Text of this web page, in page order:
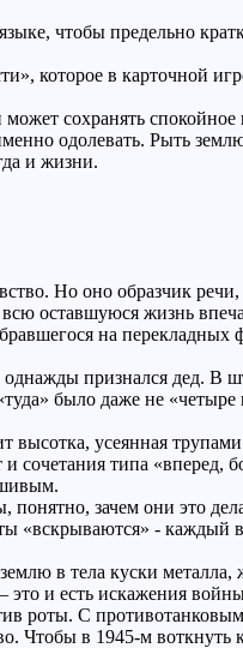
чтобы предельно
которое в карточной
сохранять
одолевать. Рыть
и жизни.
Но оно образчик
оставшуюся жизнь
на перекладных
однажды признался дед.
было даже не
усеянная
типа «вперед,
зачем они это
«вскрываются» - каждый
в тела куски
это и есть искажения
роты. С
в 1945-м воткнуть